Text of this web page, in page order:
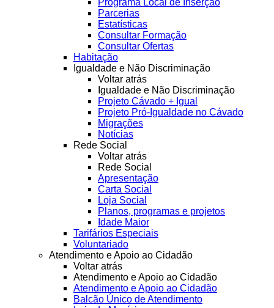
Parcerias
Estatísticas
Consultar Formação
Consultar Ofertas
Habitação
Igualdade e Não Discriminação
Voltar atrás
Igualdade e Não Discriminação
Projeto Cávado + Igual
Projeto Pró-Igualdade no Cávado
Migrações
Notícias
Rede Social
Voltar atrás
Rede Social
Apresentação
Carta Social
Loja Social
Planos, programas e projetos
Idade Maior
Tarifários Especiais
Voluntariado
Atendimento e Apoio ao Cidadão
Voltar atrás
Atendimento e Apoio ao Cidadão
Atendimento e Apoio ao Cidadão
Balcão Único de Atendimento